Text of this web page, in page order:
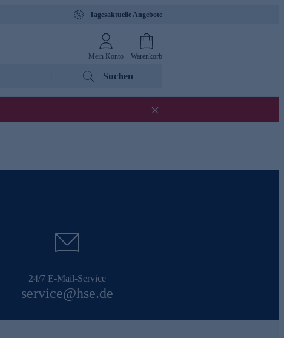
Tagesaktuelle Angebote
Mein Konto Warenkorb
Suchen
24/7 E-Mail-Service
service@hse.de